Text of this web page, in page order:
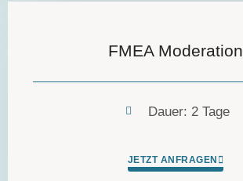
FMEA Moderation
Dauer: 2 Tage
JETZT ANFRAGEN